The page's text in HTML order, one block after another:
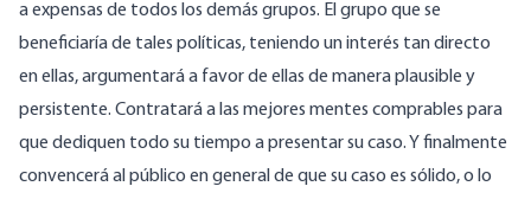
a expensas de todos los demás grupos. El grupo que se
beneficiaría de tales políticas, teniendo un interés tan directo
en ellas, argumentará a favor de ellas de manera plausible y
persistente. Contratará a las mejores mentes comprables para
que dediquen todo su tiempo a presentar su caso. Y finalmente
convencerá al público en general de que su caso es sólido, o lo